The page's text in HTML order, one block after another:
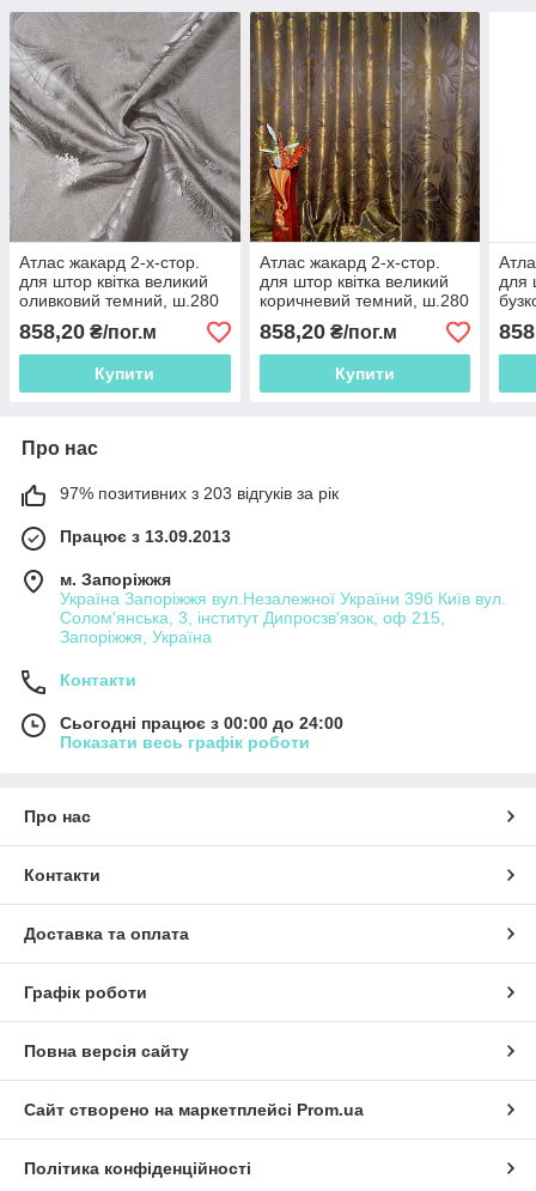
Атлас жакард 2-х-стор.
для штор квітка великий
оливковий темний, ш.280
858,20 ₴/пог.м
Купити
Атлас жакард 2-х-стор.
для штор квітка великий
коричневий темний, ш.280
858,20₴/пог.м
Купити
для
Про нас
97% позитивних з 203 відгуків за рік
Працює з 13.09.2013
м. Запоріжжя
Україна Запоріжжя вул.Незалежної України 39б Київ вул.
Солом'янська, 3, інститут Дипросзв'язок, оф 215,
Запоріжжя, Україна
Контакти
Сьогодні працює з 00:00 до 24:00
Показати весь графік роботи
Про нас
Контакти
Доставка та оплата
Графік роботи
Повна версія сайту
Сайт створено на маркетплейсі Prom.ua
Політика конфіденційності